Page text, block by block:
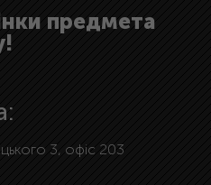
предмета
3, офіс 203